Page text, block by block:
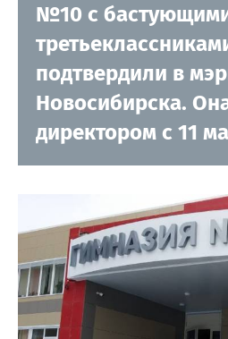
№10 с
подтвердили в
Новосибирска.
директором с 11